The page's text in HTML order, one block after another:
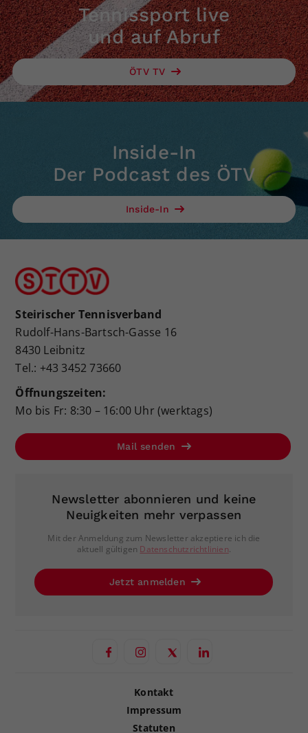
Tennissport live
und auf Abruf
ÖTV TV
Inside-In
Der Podcast des ÖTV
Inside-In
Steirischer Tennisverband
Rudolf-Hans-Bartsch-Gasse 16
8430 Leibnitz
Tel.: +43 3452 73660
Öffnungszeiten:
Mo bis Fr: 8:30 – 16:00 Uhr (werktags)
Mail senden
Newsletter abonnieren und keine
Neuigkeiten mehr verpassen
Mit der Anmeldung zum Newsletter akzeptiere ich die
aktuell gültigen Datenschutzrichtlinien.
Jetzt anmelden
Kontakt
Impressum
Statuten